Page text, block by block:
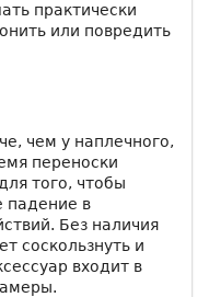
практически
или повредить
чем у наплечного,
переноски
того, чтобы
падение в
Без наличия
соскользнуть и
входит в